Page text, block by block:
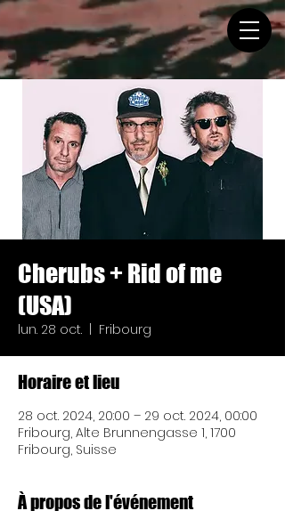
Cherubs + Rid of me
(USA)
lun. 28 oct. Fribourg
Horaire et lieu
28 oct. 2024, 20:00 – 29 oct. 2024, 00:00
Fribourg, Alte Brunnengasse 1, 1700
Fribourg, Suisse
À propos de l'événement